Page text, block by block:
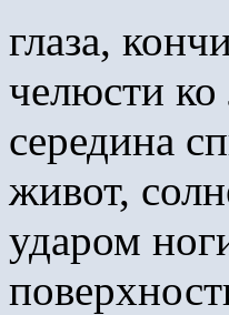
глаза,
челюсти ко
середина
живот,
ударом